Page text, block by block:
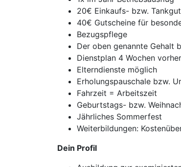
20€ Einkaufs- bzw.
40€ Gutscheine für
Bezugspflege
Der oben genannte Gehalt
Dienstplan 4 Wochen vorher
Elterndienste möglich
Erholungspauschale bzw.
Fahrzeit = Arbeitszeit
Geburtstags- bzw.
Jährliches Sommerfest
Weiterbildungen:
Dein Profil